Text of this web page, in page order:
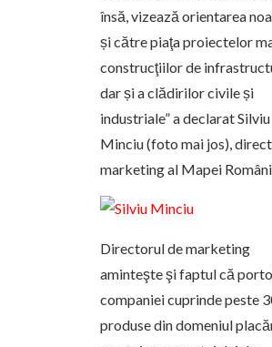
însă, vizează orientarea
și către piaţa proiectelor
construcţiilor de
dar și a clădirilor civile și
industriale” a declarat Silviu
Minciu (foto mai jos),
marketing al Mapei
Directorul de marketing
aminteşte şi faptul că
companiei cuprinde peste
produse din domeniul